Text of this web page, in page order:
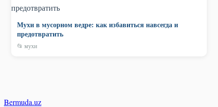
Мухи в мусорном ведре: как избавиться навсегда и
предотвратить
📂 мухи
Bermuda.uz